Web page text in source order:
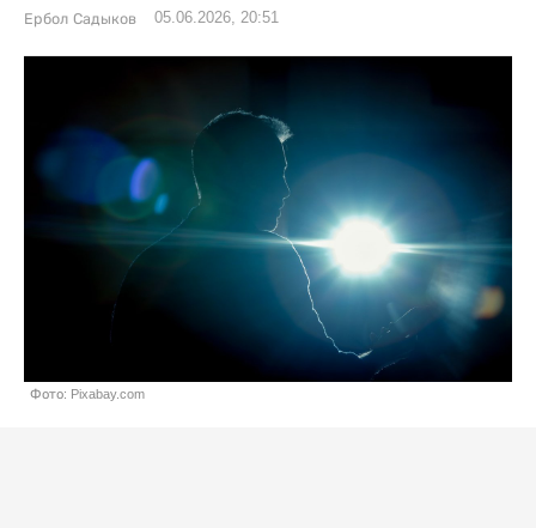
Ербол Садыков 05.06.2026, 20:51
Фото: Pixabay.com